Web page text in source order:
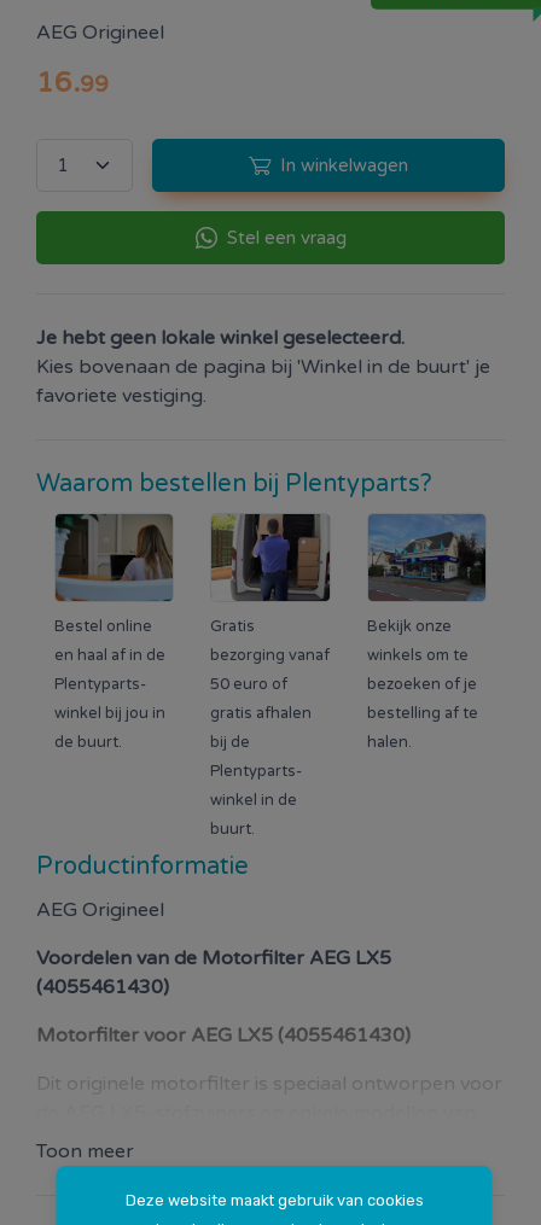
Deze website maakt gebruik van cookies
AEG Origineel
16.99
In winkelwagen
Stel een vraag
Je hebt geen lokale winkel geselecteerd.
Kies bovenaan de pagina bij 'Winkel in de buurt' je
favoriete vestiging.
Waarom bestellen bij Plentyparts?
Bestel online
en haal af in de
Plentyparts-
winkel bij jou in
de buurt.
Gratis
bezorging vanaf
50 euro of
gratis afhalen
bij de
Plentyparts-
winkel in de
buurt.
Bekijk onze
winkels om te
bezoeken of je
bestelling af te
halen.
Productinformatie
AEG Origineel
Voordelen van de Motorfilter AEG LX5
(4055461430)
Motorfilter voor AEG LX5 (4055461430)
Dit originele motorfilter is speciaal ontworpen voor
Electrolux en Tornado. Het motorfilter beschermt
de motor van je stofzuiger door grotere stof- en
vuildeeltjes op te vangen, die de cyclonische
Toon meer